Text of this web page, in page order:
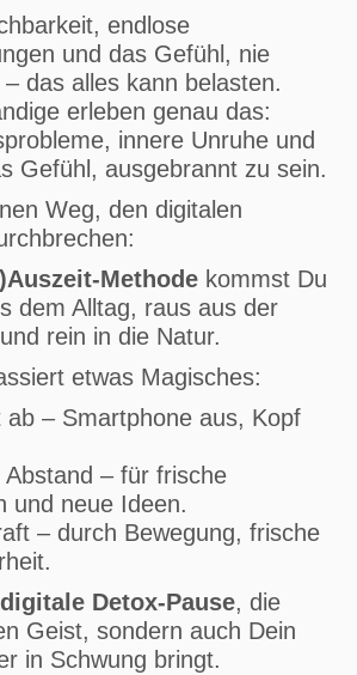
endlose
und das Gefühl, nie
– das alles kann belasten.
erleben genau das:
innere Unruhe und
Gefühl, ausgebrannt zu sein.
Weg, den digitalen
Methode kommst Du
dem Alltag, raus aus der
rein in die Natur.
etwas Magisches:
ab – Smartphone aus, Kopf
Abstand – für frische
und neue Ideen.
– durch Bewegung, frische
digitale Detox-Pause, die
Geist, sondern auch Dein
in Schwung bringt.